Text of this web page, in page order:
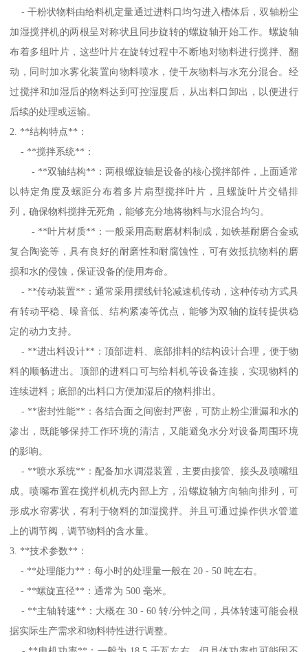
- 干粉状物料由给料机定量通过进料口均匀进入槽体后，双轴粉尘
加湿搅拌机的两根呈对称状且同步旋转的螺旋轴开始工作。螺旋轴
布着多组叶片，这些叶片在旋转过程中不断地对物料进行搅拌、翻
动，同时加水雾化装置向物料喷水，使干灰物料与水充分混合。经
过搅拌和加湿后的物料达到可控湿度后，从出料口卸出，以便进行
后续的处理或运输。
2. **结构特点**：
- **搅拌系统**：
- **双轴结构**：两根螺旋轴是设备的核心搅拌部件，上面通常
以特定角度及螺距分布着多片扇型搅拌叶片，且螺旋叶片交错排
列，确保物料搅拌无死角，能够充分地将物料与水混合均匀。
- **叶片材质**：一般采用高耐磨材料制成，如铁基耐磨合金或
复合陶瓷等，具有良好的耐磨性和耐腐蚀性，可有效抵抗物料的磨
损和水的侵蚀，保证设备的使用寿命。
- **传动装置**：通常采用摆线针轮减速机传动，这种传动方式具
有转动平稳、噪音低、结构紧凑等优点，能够为双轴的旋转提供稳
定的动力支持。
- **进出料设计**：顶部进料、底部排料的结构设计合理，便于物
料的顺畅进出。顶部的进料口可与给料机等设备连接，实现物料的
连续进料；底部的出料口方便加湿后的物料排出。
- **密封性能**：各结合面之间密封严密，可防止粉尘泄漏和水的
渗出，既能够保持工作环境的清洁，又能避免水分对设备周围环境
的影响。
- **喷水系统**：配备加水调湿装置，主要由接管、接头及喷嘴组
成。喷嘴布置在搅拌机机壳内部上方，沿螺旋轴方向轴向排列，可
形成水帘雾状，有利于物料的加湿搅拌。并且可通过操作供水管道
上的调节阀，调节物料的含水量。
3. **技术参数**：
- **处理能力**：每小时的处理量一般在 20 - 50 吨左右。
- **螺旋直径**：通常为 500 毫米。
- **主轴转速**：大概在 30 - 60 转/分钟之间，具体转速可能会根
据实际生产需求和物料特性进行调整。